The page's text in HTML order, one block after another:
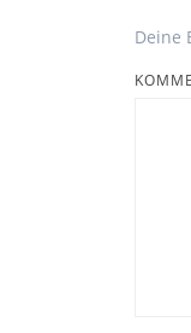
Deine